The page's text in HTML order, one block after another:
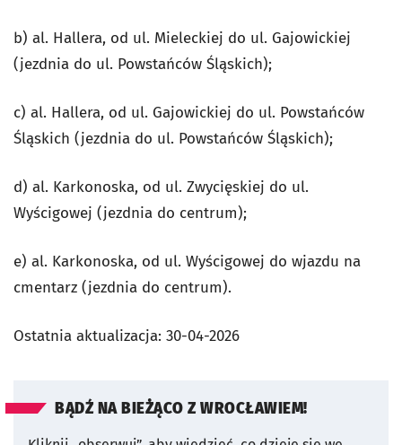
b) al. Hallera, od ul. Mieleckiej do ul. Gajowickiej
(jezdnia do ul. Powstańców Śląskich);
c) al. Hallera, od ul. Gajowickiej do ul. Powstańców
Śląskich (jezdnia do ul. Powstańców Śląskich);
d) al. Karkonoska, od ul. Zwycięskiej do ul.
Wyścigowej (jezdnia do centrum);
e) al. Karkonoska, od ul. Wyścigowej do wjazdu na
cmentarz (jezdnia do centrum).
Ostatnia aktualizacja: 30-04-2026
BĄDŹ NA BIEŻĄCO Z WROCŁAWIEM!